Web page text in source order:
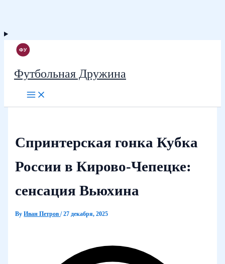
Футбольная Дружина
Спринтерская гонка Кубка
России в Кирово-Чепецке:
сенсация Вьюхина
ByИван Петров/27 декабря, 2025